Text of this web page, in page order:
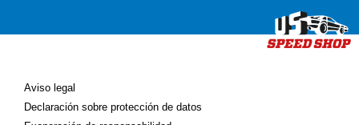
Aviso legal
Declaración sobre protección de datos